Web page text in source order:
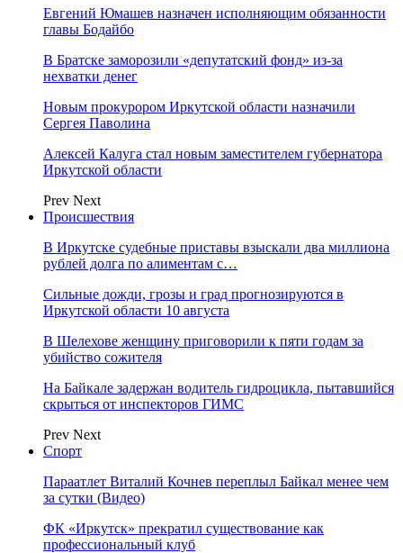
Евгений Юмашев назначен исполняющим обязанности
главы Бодайбо
В Братске заморозили «депутатский фонд» из‑за
нехватки денег
Новым прокурором Иркутской области назначили
Сергея Паволина
Алексей Калуга стал новым заместителем губернатора
Иркутской области
Prev Next
Происшествия
В Иркутске судебные приставы взыскали два миллиона
рублей долга по алиментам с…
Сильные дожди, грозы и град прогнозируются в
Иркутской области 10 августа
В Шелехове женщину приговорили к пяти годам за
убийство сожителя
На Байкале задержан водитель гидроцикла, пытавшийся
скрыться от инспекторов ГИМС
Prev Next
Спорт
Параатлет Виталий Кочнев переплыл Байкал менее чем
за сутки (Видео)
ФК «Иркутск» прекратил существование как
профессиональный клуб